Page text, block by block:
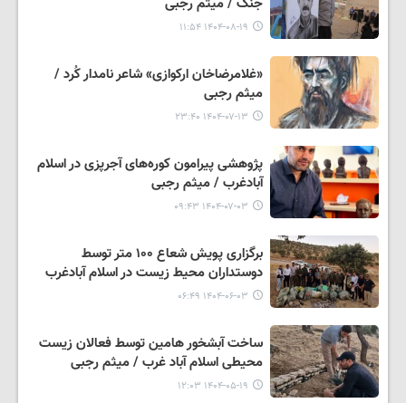
۱۴۰۴-۰۸-۱۹ ۱۱:۵۴
«غلامرضاخان ارکوازی» شاعر نامدار کُرد /
میثم رجبی
۱۴۰۴-۰۷-۱۳ ۲۳:۴۰
پژوهشی پیرامون کوره‌های آجرپزی در اسلام
آبادغرب / میثم رجبی
۱۴۰۴-۰۷-۰۳ ۰۹:۴۳
برگزاری پویش شعاع ۱۰۰ متر توسط
دوستداران محیط زیست در اسلام آبادغرب
۱۴۰۴-۰۶-۰۳ ۰۶:۴۹
ساخت آبشخور هامین توسط فعالان زیست
محیطی اسلام آباد غرب / میثم رجبی
۱۴۰۴-۰۵-۱۹ ۱۲:۰۳